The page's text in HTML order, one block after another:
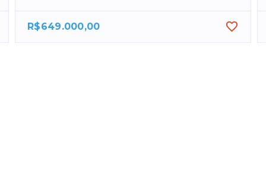
R$649.000,00